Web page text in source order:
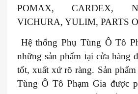
POMAX, CARDEX,
VICHURA, YULIM, PARTS
Hệ thống Phụ Tùng Ô Tô
những sản phẩm tại cửa hàng
tốt, xuất xứ rõ ràng. Sản
Tùng Ô Tô Phạm Gia được